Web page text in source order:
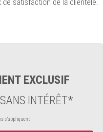
EXCLUSIF
SANS INTÉRÊT*
s’appliquent
satisfaction de la clientèle.